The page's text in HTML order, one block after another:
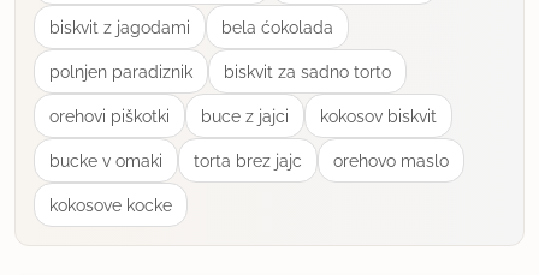
poslala sliko, škoda, res škoda ,da se pozabi na
take recepte kot je ta Julijin, izvrsten.
lp
P.s Jaša, hvala!
uporabno
biskvit z jagodami bela ćokolada
polnjen paradiznik biskvit za sadno torto
orehovi piškotki buce z jajci kokosov biskvit
bucke v omaki torta brez jajc orehovo maslo
kokosove kocke